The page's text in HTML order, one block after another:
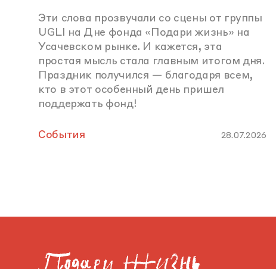
Эти слова прозвучали со сцены от группы
UGLI на Дне фонда «Подари жизнь» на
Усачевском рынке. И кажется, эта
простая мысль стала главным итогом дня.
Праздник получился — благодаря всем,
кто в этот особенный день пришел
поддержать фонд!
События 28.07.2026